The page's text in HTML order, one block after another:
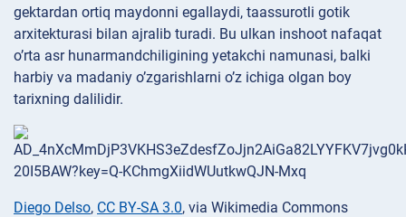
gektardan ortiq maydonni egallaydi, taassurotli gotik
arxitekturasi bilan ajralib turadi. Bu ulkan inshoot nafaqat
o’rta asr hunarmandchiligining yetakchi namunasi, balki
harbiy va madaniy o’zgarishlarni o’z ichiga olgan boy
tarixning dalilidir.
Diego Delso, CC BY-SA 3.0, via Wikimedia Commons